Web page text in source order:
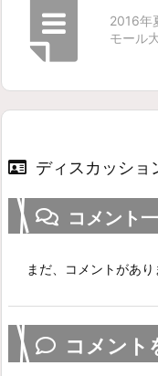
2016年
モール
ディスカッショ
コメント
まだ、コメントがあり
コメント